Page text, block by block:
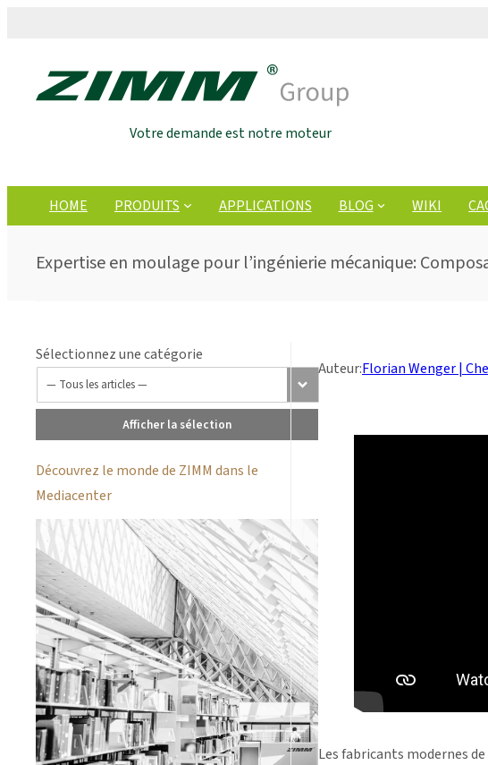
Votre demande est notre moteur
HOME PRODUITS APPLICATIONS BLOG WIKI
Expertise en moulage pour l’ingénierie mécanique:
Sélectionnez une catégorie
Afficher la sélection
Découvrez le monde de ZIMM dans le
Mediacenter
Auteur:Florian Wenger |
Les fabricants modernes